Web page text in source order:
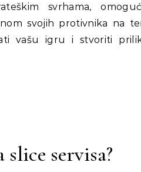
svrhama,
svojih protivnika na
vašu igru i stvoriti
servisa?